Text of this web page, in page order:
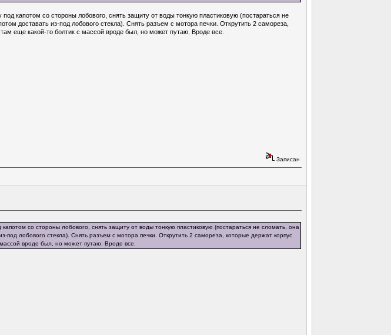
капотом со стороны лобового, снять защиту от воды тонкую пластиковую (постараться не
доставать из-под лобового стекла). Снять разъем с мотора печки. Открутить 2 самореза,
еще какой-то болтик с массой вроде был, но может путаю. Вроде все.
Записан
со стороны лобового, снять защиту от воды тонкую пластиковую (постараться не сломать, она
под лобового стекла). Снять разъем с мотора печки. Открутить 2 самореза, которые держат корпус
вроде был, но может путаю. Вроде все.